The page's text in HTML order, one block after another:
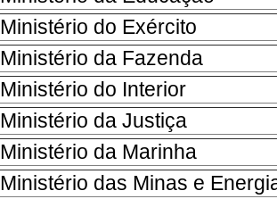
Ministério do Exército
Ministério da Fazenda
Ministério do Interior
Ministério da Justiça
Ministério da Marinha
Ministério das Minas e